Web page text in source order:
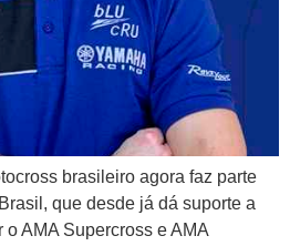
brasileiro agora faz parte
que desde já dá suporte a
AMA Supercross e AMA